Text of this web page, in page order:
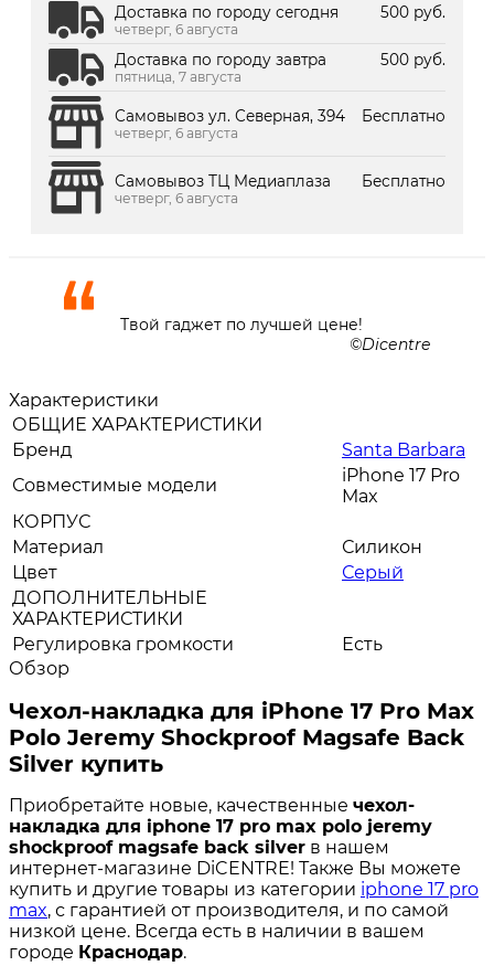
Доставка по городу сегодня
500 руб.
четверг, 6 августа
Доставка по городу завтра 500 руб.
пятница, 7 августа
Самовывоз ул. Северная, 394 Бесплатно
четверг, 6 августа
Самовывоз ТЦ Медиаплаза Бесплатно
четверг, 6 августа
Твой гаджет по лучшей цене!
Dicentre
Характеристики
ОБЩИЕ ХАРАКТЕРИСТИКИ
Бренд
Santa Barbara
Совместимые модели
iPhone 17 Pro
Max
КОРПУС
Материал
Силикон
Цвет
Серый
ДОПОЛНИТЕЛЬНЫЕ
ХАРАКТЕРИСТИКИ
Регулировка громкости
Есть
Обзор
Чехол-накладка для iPhone 17 Pro Max
Polo Jeremy Shockproof Magsafe Back
Silver купить
Приобретайте новые, качественные чехол-
накладка для iphone 17 pro max polo jeremy
shockproof magsafe back silver в нашем
интернет-магазине DiCENTRE! Также Вы можете
купить и другие товары из категории iphone 17 pro
max, с гарантией от производителя, и по самой
низкой цене. Всегда есть в наличии в вашем
городе Краснодар.